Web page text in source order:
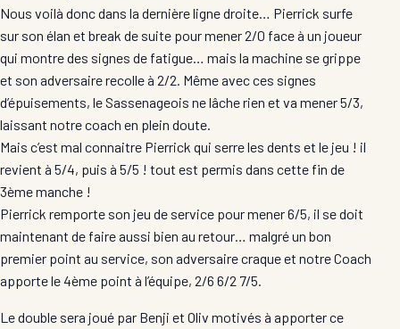
Nous voilà donc dans la dernière ligne droite… Pierrick surfe
sur son élan et break de suite pour mener 2/0 face à un joueur
qui montre des signes de fatigue… mais la machine se grippe
et son adversaire recolle à 2/2. Même avec ces signes
d’épuisements, le Sassenageois ne lâche rien et va mener 5/3,
laissant notre coach en plein doute.
Mais c’est mal connaitre Pierrick qui serre les dents et le jeu ! il
revient à 5/4, puis à 5/5 ! tout est permis dans cette fin de
3ème manche !
Pierrick remporte son jeu de service pour mener 6/5, il se doit
maintenant de faire aussi bien au retour… malgré un bon
premier point au service, son adversaire craque et notre Coach
apporte le 4ème point à l’équipe, 2/6 6/2 7/5.
Le double sera joué par Benji et Oliv motivés à apporter ce